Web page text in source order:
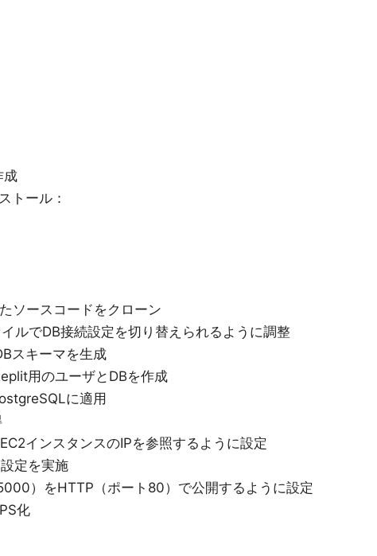
成
トール：
ソースコードをクローン
ルでDB接続設定を切り替えられるように調整
スキーマを生成
用のユーザとDBを作成
に適用
インスタンスのIPを参照するように設定
定を実施
）をHTTP（ポート80）で公開するように設定
化